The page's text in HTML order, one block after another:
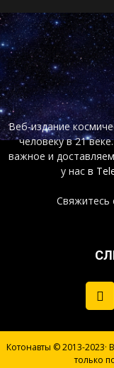
Веб-издание
человеку в 21
важное и
у нас в
Свяжитесь
Котонавты © 2013-
только